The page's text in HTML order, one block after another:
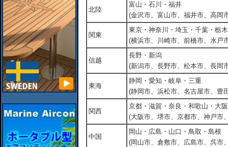
北陸
富山・石川・福井
(金沢市、富山市、福井市、高岡
関東
東京・神奈川・埼玉・千葉・栃
(横浜市、川崎市、前橋市、水戸
信越
長野・新潟
(新潟市、長野市、松本市、長岡
東海
静岡・愛知・岐阜・三重
(静岡市、浜松市、名古屋市、豊
関西
京都・滋賀・奈良・和歌山・大
(大阪市、堺市、京都市、神戸市
中国
岡山・広島・山口・鳥取・島根
(岡山市、倉敷市、広島市、呉市